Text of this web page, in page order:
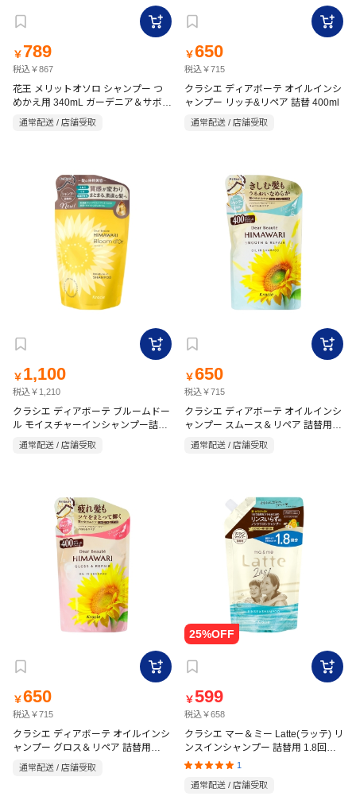
￥ 789
税込￥867
花王 メリットオソロ シャンプー つ
めかえ用 340mL ガーデニア＆サボン
の香り
通常配送 / 店舗受取
￥650
税込￥715
クラシエ ディアボーテ オイルインシ
ャンプー リッチ&リペア 詰替 400ml
通常配送 / 店舗受取
￥ 1,100
税込￥1,210
クラシエ ディアボーテ ブルームドー
ル モイスチャーインシャンプー詰替
通常配送 / 店舗受取
￥650
税込￥715
クラシエ ディアボーテ オイルインシ
ャンプー スムース＆リペア 詰替用
通常配送 / 店舗受取
￥650
税込￥715
クラシエ ディアボーテ オイルインシ
ャンプー グロス＆リペア 詰替用
通常配送 / 店舗受取
￥599
税込￥658
クラシエ マー＆ミー Latte(ラッテ) リ
ンスインシャンプー 詰替用 1.8回分
660ml オレンジ＆カモミールの香り
1
通常配送 / 店舗受取